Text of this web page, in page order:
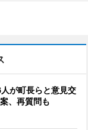
人が町長らと意見交
、再質問も